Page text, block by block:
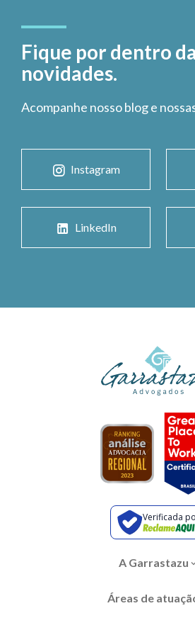
Fique por dentro
novidades.
Acompanhe nosso blog e
Instagram
LinkedIn
Verificada
A Garrastazu
Áreas de